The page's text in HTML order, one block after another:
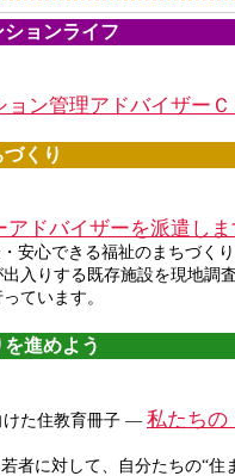
ョンライフ
ョン管理アドバイザー
くり
アドバイザーを派遣し
安心できる福祉のまちづく
入りする既存施設を現地調
ています。
進めよう
けた住教育冊子 ― 私たちの
者に対して、自分たちの“住